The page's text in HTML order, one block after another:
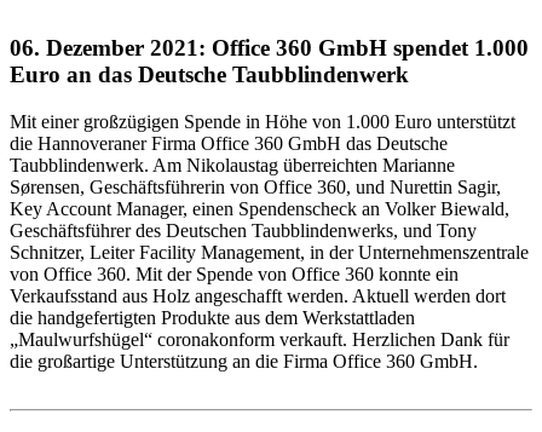
06. Dezember 2021: Office 360 GmbH spendet 1.000
Euro an das Deutsche Taubblindenwerk
Mit einer großzügigen Spende in Höhe von 1.000 Euro unterstützt
die Hannoveraner Firma Office 360 GmbH das Deutsche
Taubblindenwerk. Am Nikolaustag überreichten Marianne
Sørensen, Geschäftsführerin von Office 360, und Nurettin Sagir,
Key Account Manager, einen Spendenscheck an Volker Biewald,
Geschäftsführer des Deutschen Taubblindenwerks, und Tony
Schnitzer, Leiter Facility Management, in der Unternehmenszentrale
von Office 360. Mit der Spende von Office 360 konnte ein
Verkaufsstand aus Holz angeschafft werden. Aktuell werden dort
die handgefertigten Produkte aus dem Werkstattladen
„Maulwurfshügel“ coronakonform verkauft. Herzlichen Dank für
die großartige Unterstützung an die Firma Office 360 GmbH.